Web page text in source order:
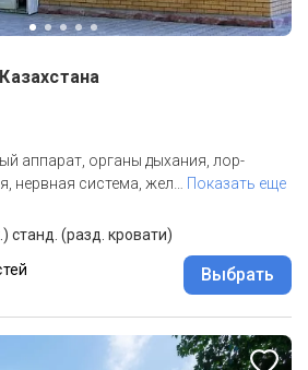
аппарат, органы дыхания, лор-
нервная система, жел… Показать еще
станд. (разд. кровати)
Выбрать